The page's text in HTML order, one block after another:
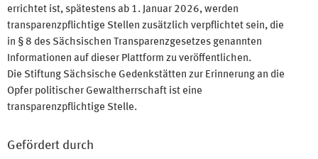
errichtet ist, spätestens ab 1. Januar 2026, werden
transparenzpflichtige Stellen zusätzlich verpflichtet sein, die
in § 8 des Sächsischen Transparenzgesetzes genannten
Informationen auf dieser Plattform zu veröffentlichen.
Die Stiftung Sächsische Gedenkstätten zur Erinnerung an die
Opfer politischer Gewaltherrschaft ist eine
transparenzpflichtige Stelle.
Gefördert durch